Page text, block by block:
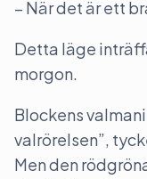
– När det är ett
Detta läge
morgon.
Blockens
valrörelsen”,
Men den